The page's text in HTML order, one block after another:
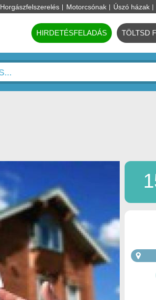
Horgászfelszerelés Motorcsónak Úszó házak
HIRDETÉSFELADÁS TÖLTSD